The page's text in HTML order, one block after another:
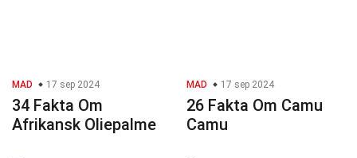
MAD 17 sep 2024
34 Fakta Om
Afrikansk Oliepalme
MAD 17 sep 2024
26 Fakta Om Camu
Camu